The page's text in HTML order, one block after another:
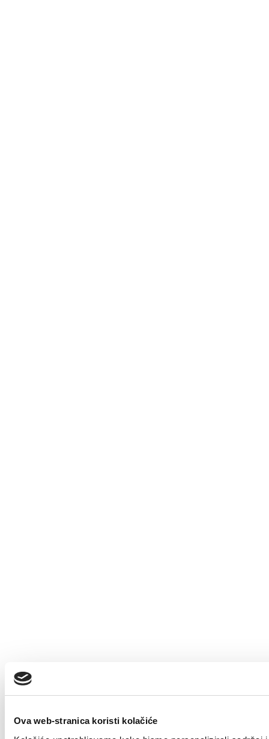
Ova web-stranica koristi kolačiće